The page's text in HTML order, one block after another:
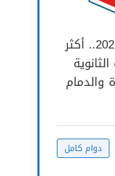
وظائف نابكو الوطنية 2026.. أكثر
الثانوية
دوام كامل